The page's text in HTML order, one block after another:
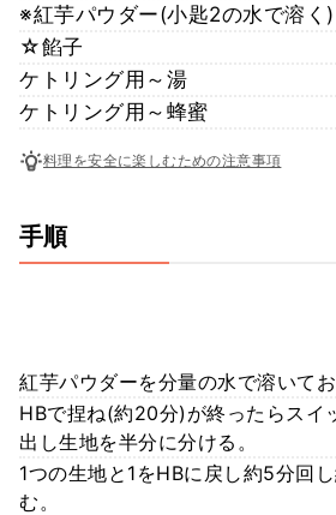
※紅芋パウダー(小匙2の水で溶く)
☆餡子
ケトリング用～湯
ケトリング用～蜂蜜
料理を安全に楽しむための注意事項
手順
紅芋パウダーを分量の水で溶いてお
HBで捏ね(約20分)が終ったらスイ
出し生地を半分に分ける。
1つの生地と1をHBに戻し約5分回
む。